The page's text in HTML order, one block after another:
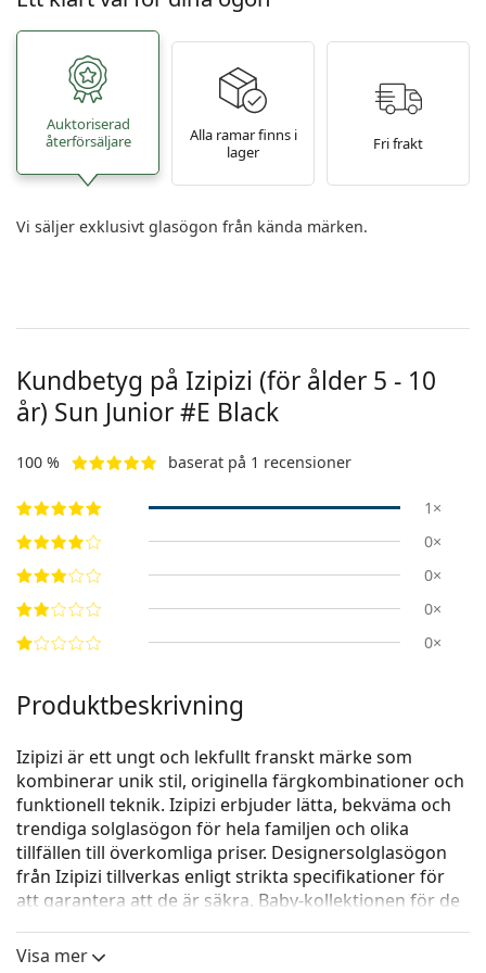
Auktoriserad
återförsäljare
Alla ramar finns i
lager
Fri frakt
Vi säljer exklusivt glasögon från kända märken.
Kundbetyg på Izipizi (för ålder 5 - 10
år) Sun Junior #E Black
100 % baserat på 1 recensioner
1×
0×
0×
0×
0×
Produktbeskrivning
Izipizi är ett ungt och lekfullt franskt märke som
kombinerar unik stil, originella färgkombinationer och
funktionell teknik. Izipizi erbjuder lätta, bekväma och
trendiga solglasögon för hela familjen och olika
tillfällen till överkomliga priser. Designersolglasögon
från Izipizi tillverkas enligt strikta specifikationer för
att garantera att de är säkra. Baby-kollektionen för de
För att bestämma glasögonens storlek
Visa mer